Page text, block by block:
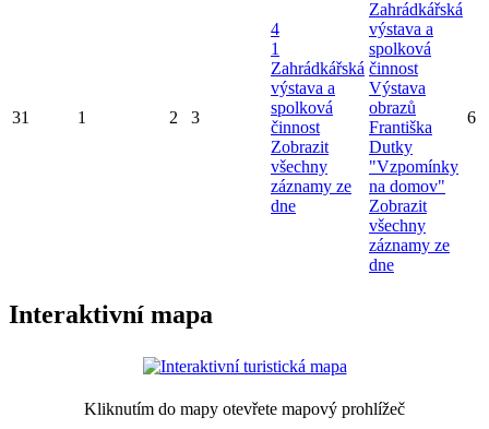
31 1 2 3
4
1
Zahrádkářská
výstava a
spolková
činnost
Zobrazit
všechny
záznamy ze
dne
Zahrádkářská
výstava a
spolková
činnost
Výstava
obrazů
Františka
Dutky
"Vzpomínky
na domov"
Zobrazit
všechny
záznamy ze
dne
6
Interaktivní mapa
Kliknutím do mapy otevřete mapový prohlížeč